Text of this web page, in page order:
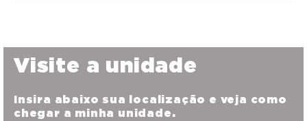
Visite a unidade
Insira abaixo sua localização e veja como
chegar a minha unidade.